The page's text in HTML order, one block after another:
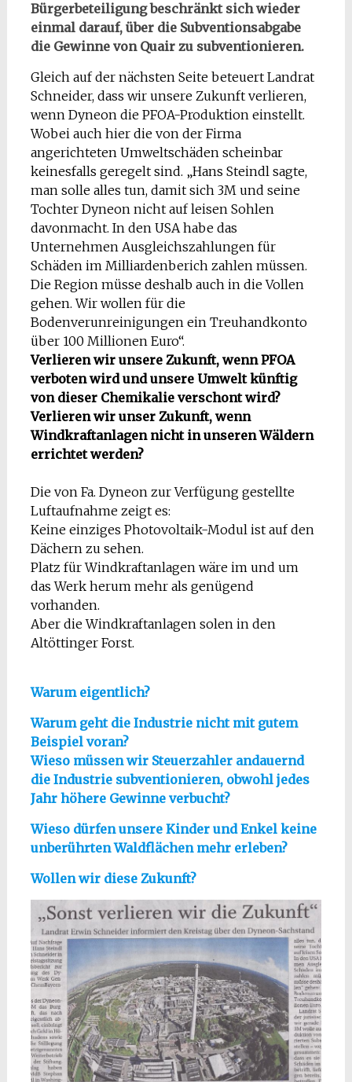
Bürgerbeteiligung beschränkt sich wieder
einmal darauf, über die Subventionsabgabe
die Gewinne von Quair zu subventionieren.
Gleich auf der nächsten Seite beteuert Landrat
Schneider, dass wir unsere Zukunft verlieren,
wenn Dyneon die PFOA-Produktion einstellt.
Wobei auch hier die von der Firma
angerichteten Umweltschäden scheinbar
keinesfalls geregelt sind. „Hans Steindl sagte,
man solle alles tun, damit sich 3M und seine
Tochter Dyneon nicht auf leisen Sohlen
davonmacht. In den USA habe das
Unternehmen Ausgleichszahlungen für
Schäden im Milliardenberich zahlen müssen.
Die Region müsse deshalb auch in die Vollen
gehen. Wir wollen für die
Bodenverunreinigungen ein Treuhandkonto
über 100 Millionen Euro“.
Verlieren wir unsere Zukunft, wenn PFOA
verboten wird und unsere Umwelt künftig
von dieser Chemikalie verschont wird?
Verlieren wir unser Zukunft, wenn
Windkraftanlagen nicht in unseren Wäldern
errichtet werden?
Die von Fa. Dyneon zur Verfügung gestellte
Luftaufnahme zeigt es:
Keine einziges Photovoltaik-Modul ist auf den
Dächern zu sehen.
Platz für Windkraftanlagen wäre im und um
das Werk herum mehr als genügend
vorhanden.
Aber die Windkraftanlagen solen in den
Altöttinger Forst.
Warum eigentlich?
Warum geht die Industrie nicht mit gutem
Beispiel voran?
Wieso müssen wir Steuerzahler andauernd
die Industrie subventionieren, obwohl jedes
Jahr höhere Gewinne verbucht?
Wieso dürfen unsere Kinder und Enkel keine
unberührten Waldflächen mehr erleben?
Wollen wir diese Zukunft?